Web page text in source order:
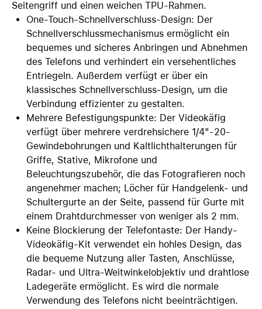
Seitengriff und einen weichen TPU-Rahmen.
One-Touch-Schnellverschluss-Design: Der
Schnellverschlussmechanismus ermöglicht ein
bequemes und sicheres Anbringen und Abnehmen
des Telefons und verhindert ein versehentliches
Entriegeln. Außerdem verfügt er über ein
klassisches Schnellverschluss-Design, um die
Verbindung effizienter zu gestalten.
Mehrere Befestigungspunkte: Der Videokäfig
verfügt über mehrere verdrehsichere 1/4"-20-
Gewindebohrungen und Kaltlichthalterungen für
Griffe, Stative, Mikrofone und
Beleuchtungszubehör, die das Fotografieren noch
angenehmer machen; Löcher für Handgelenk- und
Schultergurte an der Seite, passend für Gurte mit
einem Drahtdurchmesser von weniger als 2 mm.
Keine Blockierung der Telefontaste: Der Handy-
Videokäfig-Kit verwendet ein hohles Design, das
die bequeme Nutzung aller Tasten, Anschlüsse,
Radar- und Ultra-Weitwinkelobjektiv und drahtlose
Ladegeräte ermöglicht. Es wird die normale
Verwendung des Telefons nicht beeinträchtigen.